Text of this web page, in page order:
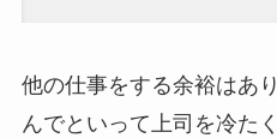
他の仕事をする余裕はあ
んでといって上司を冷た